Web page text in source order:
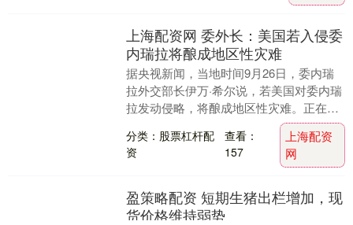
上海配资网 委外长：美国若入侵委
内瑞拉将酿成地区性灾难
据央视新闻，当地时间9月26日，委内瑞
拉外交部长伊万·希尔说，若美国对委内瑞
拉发动侵略，将酿成地区性灾难。正在美
国纽约出席联合国大会的希尔当天参加“捍
卫《联合国....
分类：股票杠杆配
资
查看：
157
上海配资
网
盈策略配资 短期生猪出栏增加，现
货价格维持弱势